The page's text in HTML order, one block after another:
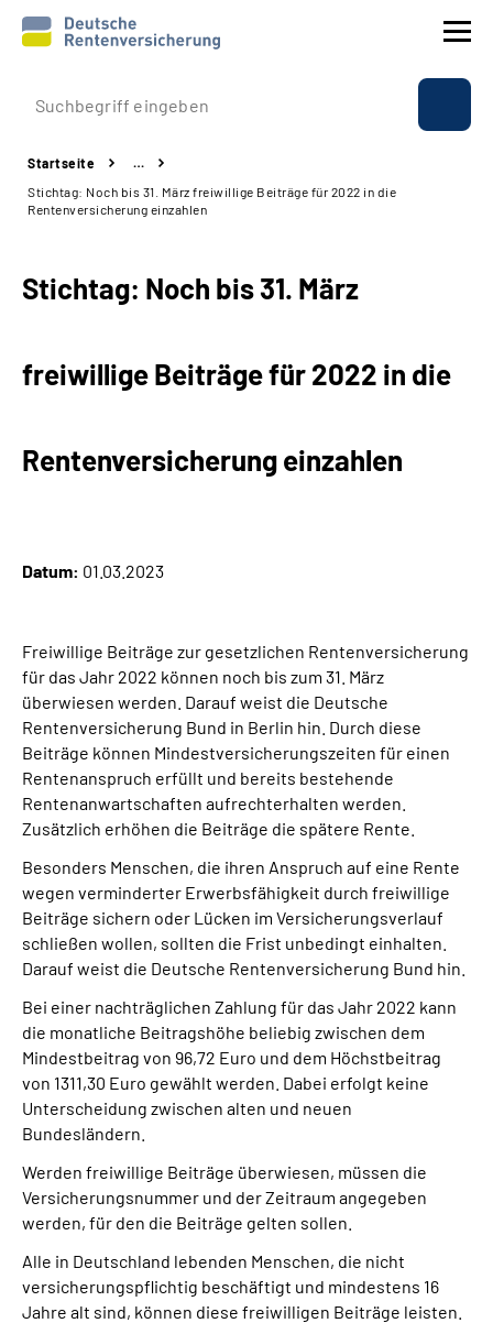
Prävention
Reha
Beratung & Kontakt
Experten
Inhalte in Gebärdensprache (DGS)
Leichte Sprache
Mein Kundenportal
Startseite
…
Stichtag: Noch bis 31. März freiwillige Beiträge für 2022 in die
Rentenversicherung einzahlen
Stichtag: Noch bis 31. März
freiwillige Beiträge für 2022 in die
Rentenversicherung einzahlen
Datum: 01.03.2023
Freiwillige Beiträge zur gesetzlichen Rentenversicherung
für das Jahr 2022 können noch bis zum 31. März
überwiesen werden. Darauf weist die Deutsche
Rentenversicherung Bund in Berlin hin. Durch diese
Beiträge können Mindestversicherungszeiten für einen
Rentenanspruch erfüllt und bereits bestehende
Rentenanwartschaften aufrechterhalten werden.
Zusätzlich erhöhen die Beiträge die spätere Rente.
Besonders Menschen, die ihren Anspruch auf eine Rente
wegen verminderter Erwerbsfähigkeit durch freiwillige
Beiträge sichern oder Lücken im Versicherungsverlauf
schließen wollen, sollten die Frist unbedingt einhalten.
Darauf weist die Deutsche Rentenversicherung Bund hin.
Bei einer nachträglichen Zahlung für das Jahr 2022 kann
die monatliche Beitragshöhe beliebig zwischen dem
Mindestbeitrag von 96,72 Euro und dem Höchstbeitrag
von 1311,30 Euro gewählt werden. Dabei erfolgt keine
Unterscheidung zwischen alten und neuen
Bundesländern.
Werden freiwillige Beiträge überwiesen, müssen die
Versicherungsnummer und der Zeitraum angegeben
werden, für den die Beiträge gelten sollen.
Alle in Deutschland lebenden Menschen, die nicht
versicherungspflichtig beschäftigt und mindestens 16
Jahre alt sind, können diese freiwilligen Beiträge leisten.